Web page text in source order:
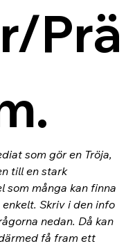
Prä
som gör en Tröja,
till en stark
som många kan finna
Skriv i den info
nedan. Då kan
få fram ett